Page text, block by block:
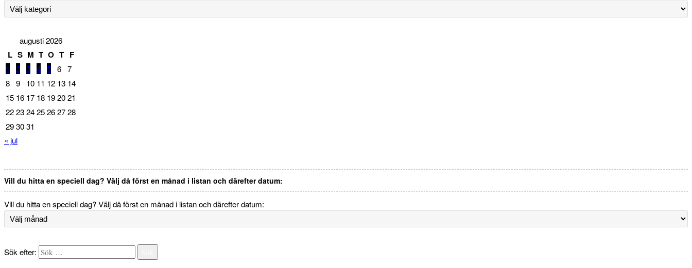
augusti 2026
L S M T O T F
1 2 3 4 5 6 7
8 9 10 11 12 13 14
15 16 17 18 192021
22232425262728
293031
« jul
Vill du hitta en speciell dag? Välj då först en månad i listan och därefter datum:
Vill du hitta en speciell dag? Välj då först en månad i listan och därefter datum:
Sök efter: